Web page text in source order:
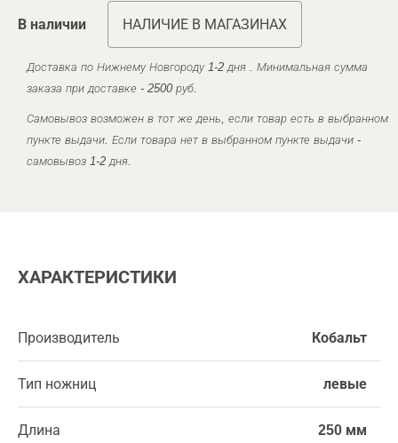
В наличии НАЛИЧИЕ В МАГАЗИНАХ
Доставка по Нижнему Новгороду 1-2 дня . Минимальная сумма
заказа при доставке - 2500 руб.
Самовывоз возможен в тот же день, если товар есть в выбранном
пункте выдачи. Если товара нет в выбранном пункте выдачи -
самовывоз 1-2 дня.
ХАРАКТЕРИСТИКИ
Производитель Кобальт
Тип ножниц левые
Длина 250 мм